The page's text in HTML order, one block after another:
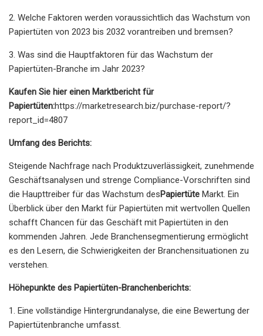
2. Welche Faktoren werden voraussichtlich das Wachstum von
Papiertüten von 2023 bis 2032 vorantreiben und bremsen?
3. Was sind die Hauptfaktoren für das Wachstum der
Papiertüten-Branche im Jahr 2023?
Kaufen Sie hier einen Marktbericht für
Papiertüten:https://marketresearch.biz/purchase-report/?
report_id=4807
Umfang des Berichts:
Steigende Nachfrage nach Produktzuverlässigkeit, zunehmende
Geschäftsanalysen und strenge Compliance-Vorschriften sind
die Haupttreiber für das Wachstum desPapiertüte Markt. Ein
Überblick über den Markt für Papiertüten mit wertvollen Quellen
schafft Chancen für das Geschäft mit Papiertüten in den
kommenden Jahren. Jede Branchensegmentierung ermöglicht
es den Lesern, die Schwierigkeiten der Branchensituationen zu
verstehen.
Höhepunkte des Papiertüten-Branchenberichts:
1. Eine vollständige Hintergrundanalyse, die eine Bewertung der
Papiertütenbranche umfasst.